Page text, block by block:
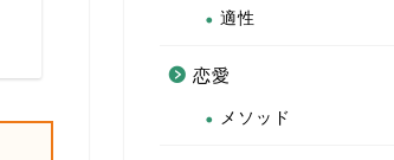
適性
恋愛
メソッド